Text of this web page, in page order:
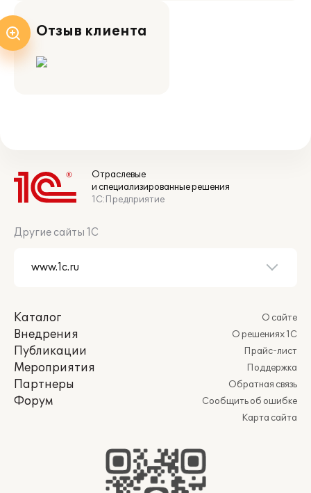
Отзыв клиента
Отраслевые
и специализированные решения
1С:Предприятие
Другие сайты 1С
Каталог
Внедрения
Публикации
Мероприятия
Партнеры
Форум
О сайте
О решениях 1С
Прайс-лист
Поддержка
Обратная связь
Сообщить об ошибке
Карта сайта